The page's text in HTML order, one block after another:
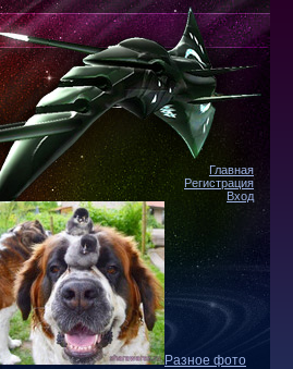
Главная
Регистрация
Вход
Разное фото